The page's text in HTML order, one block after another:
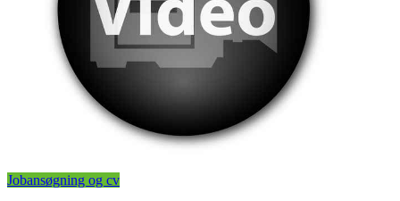
Jobansøgning og cv